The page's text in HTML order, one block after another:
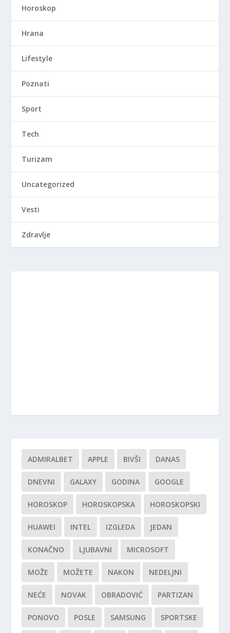
Horoskop
Hrana
Lifestyle
Poznati
Sport
Tech
Turizam
Uncategorized
Vesti
Zdravlje
ADMIRALBET APPLE BIVŠI DANAS
DNEVNI GALAXY GODINA GOOGLE
HOROSKOP HOROSKOPSKA HOROSKOPSKI
HUAWEI INTEL IZGLEDA JEDAN
KONAČNO LJUBAVNI MICROSOFT
MOŽE MOŽETE NAKON NEDELJNI
NEĆE NOVAK OBRADOVIĆ PARTIZAN
PONOVO POSLE SAMSUNG SPORTSKE